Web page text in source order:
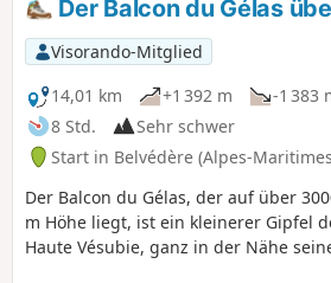
mit Gämsen und Murmeltieren.
Der Balcon du Gélas
Visorando-Mitglied
14,01 km
+1 392 m
-1 383
8 Std.
Sehr schwer
Start in Belvédère (Alpes-
Der Balcon du Gélas, der auf über
m Höhe liegt, ist ein kleinerer Gipfel
Haute Vésubie, ganz in der Nähe